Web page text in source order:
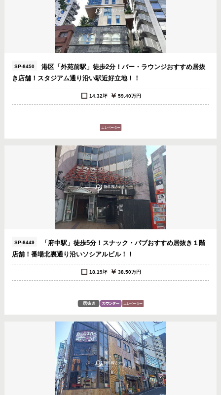
SP-8450
港区「外苑前駅」徒歩2分！バー・ラウンジおすすめ居抜
き店舗！スタジアム通り沿い駅近好立地！！
14.32坪 59.40万円
SP-8449
「府中駅」徒歩5分！スナック・パブおすすめ居抜き１階
店舗！番場北裏通り沿いソシアルビル！！
18.19坪 38.50万円